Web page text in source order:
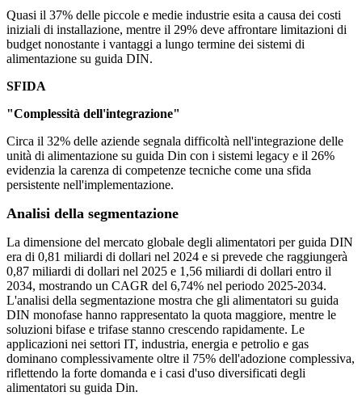
Quasi il 37% delle piccole e medie industrie esita a causa dei costi
iniziali di installazione, mentre il 29% deve affrontare limitazioni di
budget nonostante i vantaggi a lungo termine dei sistemi di
alimentazione su guida DIN.
SFIDA
"Complessità dell'integrazione"
Circa il 32% delle aziende segnala difficoltà nell'integrazione delle
unità di alimentazione su guida Din con i sistemi legacy e il 26%
evidenzia la carenza di competenze tecniche come una sfida
persistente nell'implementazione.
Analisi della segmentazione
La dimensione del mercato globale degli alimentatori per guida DIN
era di 0,81 miliardi di dollari nel 2024 e si prevede che raggiungerà
0,87 miliardi di dollari nel 2025 e 1,56 miliardi di dollari entro il
2034, mostrando un CAGR del 6,74% nel periodo 2025-2034.
L'analisi della segmentazione mostra che gli alimentatori su guida
DIN monofase hanno rappresentato la quota maggiore, mentre le
soluzioni bifase e trifase stanno crescendo rapidamente. Le
applicazioni nei settori IT, industria, energia e petrolio e gas
dominano complessivamente oltre il 75% dell'adozione complessiva,
riflettendo la forte domanda e i casi d'uso diversificati degli
alimentatori su guida Din.